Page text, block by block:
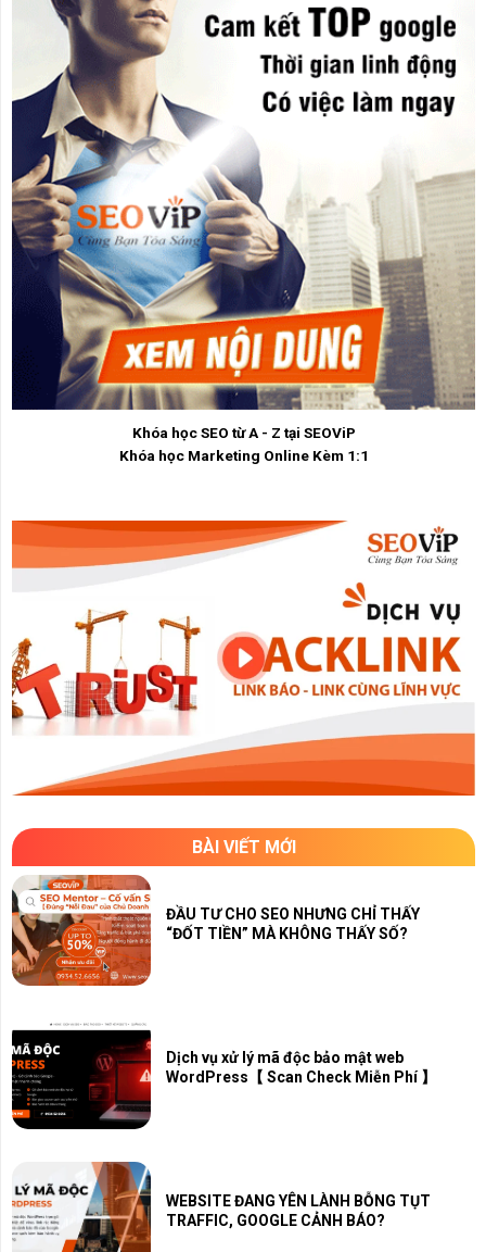
Khóa học SEO từ A - Z tại SEOViP
Khóa học Marketing Online Kèm 1:1
BÀI VIẾT MỚI
ĐẦU TƯ CHO SEO NHƯNG CHỈ THẤY
“ĐỐT TIỀN” MÀ KHÔNG THẤY SỐ?
Dịch vụ xử lý mã độc bảo mật web
WordPress【 Scan Check Miễn Phí 】
WEBSITE ĐANG YÊN LÀNH BỖNG TỤT
TRAFFIC, GOOGLE CẢNH BÁO?